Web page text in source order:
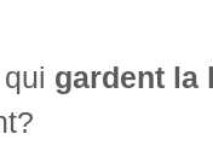
gardent la